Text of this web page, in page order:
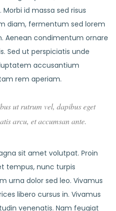
id massa sed risus
diam, fermentum sed lorem
Aenean condimentum ornare
Sed ut perspiciatis unde
accusantium
rem aperiam.
ut rutrum vel, dapibus eget
arcu, et accumsan ante.
sit amet volutpat. Proin
tempus, nunc turpis
urna dolor sed leo. Vivamus
libero cursus in. Vivamus
venenatis. Nam feugiat